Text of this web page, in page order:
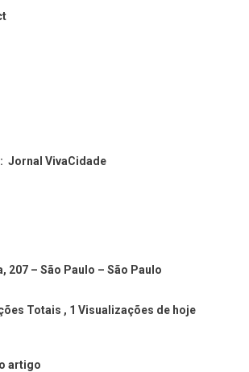
: Jornal VivaCidade
207 – São Paulo – São Paulo
Totais , 1 Visualizações de hoje
artigo